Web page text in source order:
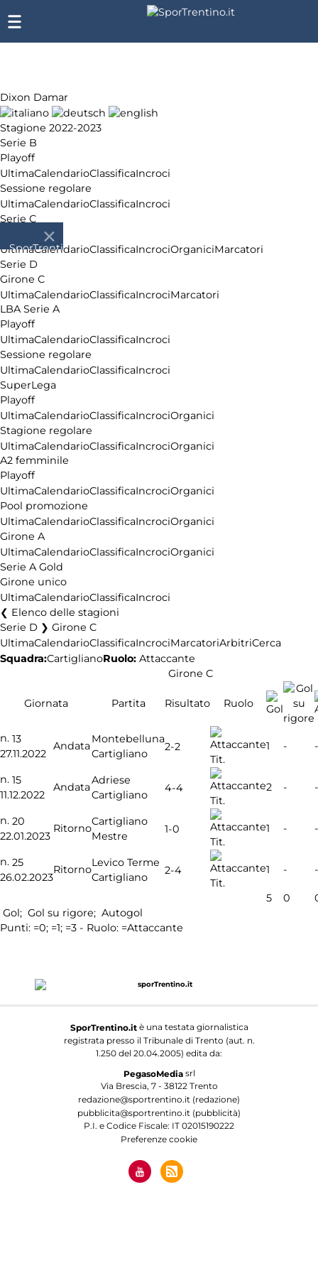
Dixon Damar
Stagione 2022-2023
Serie B
Playoff
UltimaCalendarioClassificaIncroci
Sessione regolare
UltimaCalendarioClassificaIncroci
Serie C
Girone A
UltimaCalendarioClassificaIncrociOrganiciMarcatori
Serie D
Girone C
UltimaCalendarioClassificaIncrociMarcatori
LBA Serie A
Playoff
UltimaCalendarioClassificaIncroci
Sessione regolare
UltimaCalendarioClassificaIncroci
SuperLega
Playoff
UltimaCalendarioClassificaIncrociOrganici
Stagione regolare
UltimaCalendarioClassificaIncrociOrganici
A2 femminile
Playoff
UltimaCalendarioClassificaIncrociOrganici
Pool promozione
UltimaCalendarioClassificaIncrociOrganici
Girone A
UltimaCalendarioClassificaIncrociOrganici
Serie A Gold
Girone unico
UltimaCalendarioClassificaIncroci
Elenco delle stagioni
Serie D ❯ Girone C
UltimaCalendarioClassificaIncrociMarcatoriArbitriCerca
Squadra:CartiglianoRuolo: Attaccante
Girone C
Giornata Partita Risultato Ruolo
n. 13
27.11.2022
Andata
Montebelluna
Cartigliano
2-2
Tit.
1 - -
n. 15
11.12.2022
Andata
Adriese
Cartigliano
4-4
Tit.
2 - -
n. 20
22.01.2023
Ritorno
Cartigliano
Mestre
1-0
Tit.
1 - -
n. 25
26.02.2023
Ritorno
Levico Terme
Cartigliano
2-4
Tit.
1 - -
5 0
Gol; Gol su rigore; Autogol
Punti: =0; =1; =3 - Ruolo: =Attaccante
SporTrentino.itè una testata giornalistica
registrata presso il Tribunale di Trento (aut. n.
1.250 del 20.04.2005) edita da:
PegasoMediasrl
Via Brescia, 7 - 38122 Trento
redazione@sportrentino.it (redazione)
pubblicita@sportrentino.it (pubblicità)
P.I. e Codice Fiscale: IT 02015190222
Preferenze cookie
SporTrentino.it
Chi
siamo
Affiliazione
Pubblicità